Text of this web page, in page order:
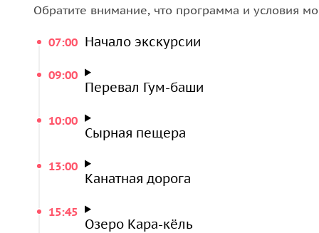
легендами.
пещера Сквозняк или Сырная
выветривания под воздействием
Шоанинский храм
Карачаевска, а именно над село им Коста
означает «святилище». Построен храм
века и является одним из старейших
горное озеро Кара-Кёль
когда-то проводился эксперимент по
Обратите внимание, что программа и условия
07:00 Начало экскурсии
09:00
Перевал Гум-баши
10:00
Сырная пещера
13:00
Канатная дорога
15:45
Озеро Кара-кёль